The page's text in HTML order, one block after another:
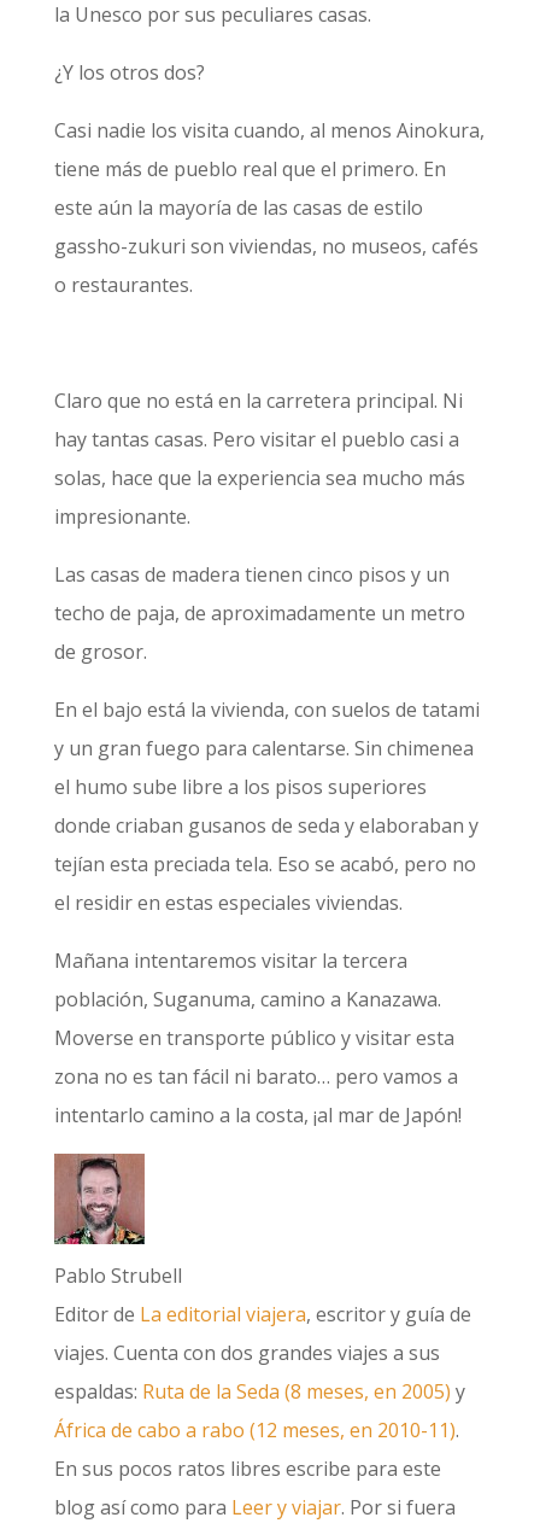
la Unesco por sus peculiares casas.
¿Y los otros dos?
Casi nadie los visita cuando, al menos Ainokura,
tiene más de pueblo real que el primero. En
este aún la mayoría de las casas de estilo
gassho-zukuri son viviendas, no museos, cafés
o restaurantes.
Claro que no está en la carretera principal. Ni
hay tantas casas. Pero visitar el pueblo casi a
solas, hace que la experiencia sea mucho más
impresionante.
Las casas de madera tienen cinco pisos y un
techo de paja, de aproximadamente un metro
de grosor.
En el bajo está la vivienda, con suelos de tatami
y un gran fuego para calentarse. Sin chimenea
el humo sube libre a los pisos superiores
donde criaban gusanos de seda y elaboraban y
tejían esta preciada tela. Eso se acabó, pero no
el residir en estas especiales viviendas.
Mañana intentaremos visitar la tercera
población, Suganuma, camino a Kanazawa.
Moverse en transporte público y visitar esta
zona no es tan fácil ni barato… pero vamos a
intentarlo camino a la costa, ¡al mar de Japón!
Pablo Strubell
Editor de La editorial viajera, escritor y guía de
viajes. Cuenta con dos grandes viajes a sus
espaldas: Ruta de la Seda (8 meses, en 2005) y
África de cabo a rabo (12 meses, en 2010-11).
En sus pocos ratos libres escribe para este
blog así como para Leer y viajar. Por si fuera